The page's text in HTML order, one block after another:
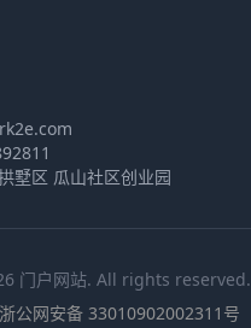
墅区 瓜山社区创业园
门户网站. All rights reserved.
浙公网安备 33010902002311号